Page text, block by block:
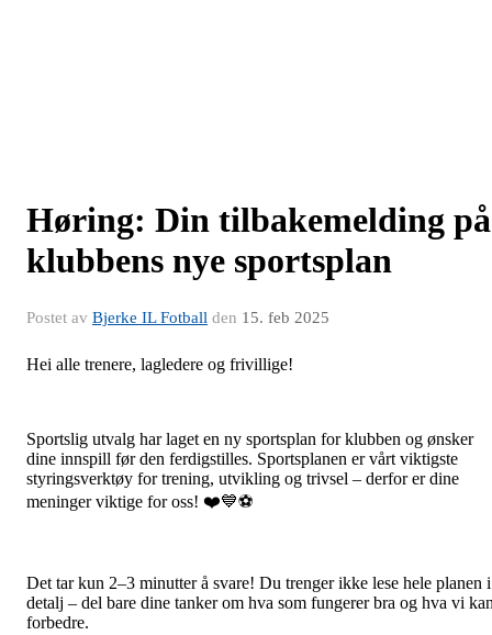
Høring: Din tilbakemelding på
klubbens nye sportsplan
Postet av Bjerke IL Fotball den 15. feb 2025
Hei alle trenere, lagledere og frivillige!
Sportslig utvalg har laget en ny sportsplan for klubben og ønsker
dine innspill før den ferdigstilles. Sportsplanen er vårt viktigste
styringsverktøy for trening, utvikling og trivsel – derfor er dine
meninger viktige for oss! ❤️💙⚽
Det tar kun 2–3 minutter å svare! Du trenger ikke lese hele planen i
detalj – del bare dine tanker om hva som fungerer bra og hva vi
forbedre.